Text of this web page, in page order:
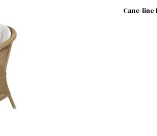
Cane-